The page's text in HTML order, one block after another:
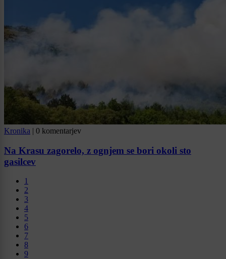
Kronika | 0 komentarjev
Na Krasu zagorelo, z ognjem se bori okoli sto
gasilcev
1
2
3
4
5
6
7
8
9